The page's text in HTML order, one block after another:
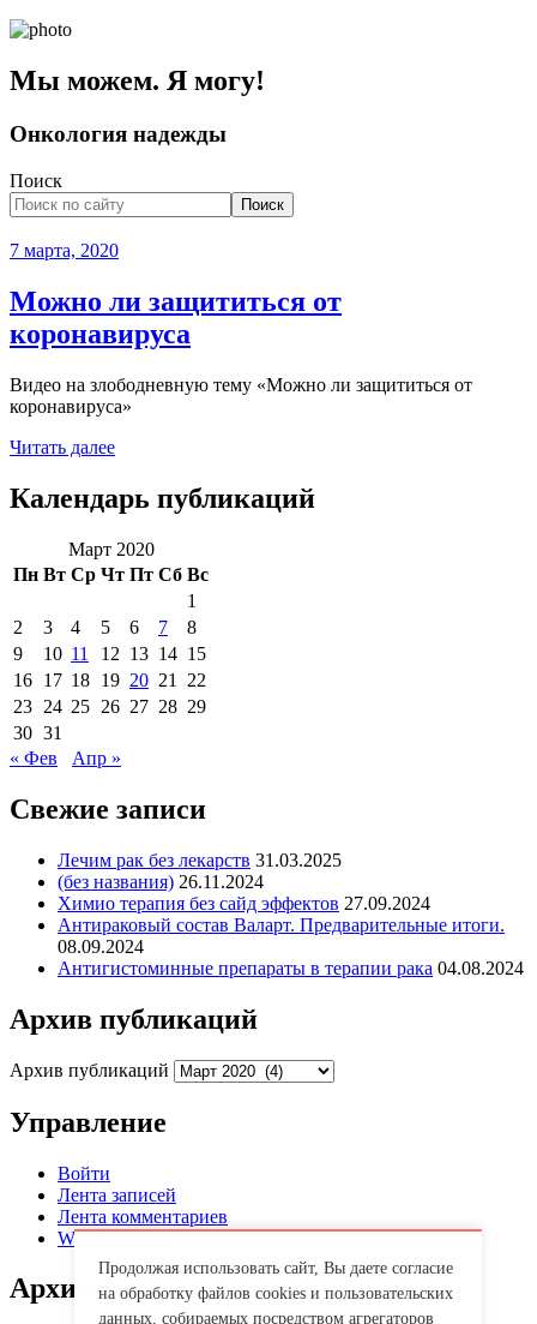
Мы можем. Я могу!
Онкология надежды
Поиск
Поиск
7 марта, 2020
Можно ли защититься от
коронавируса
Видео на злободневную тему «Можно ли защититься от
коронавируса»
Читать далее
Календарь публикаций
Март 2020
Пн Вт Ср Чт Пт Сб Вс
1
2
3 4 5 6 7
8
9
10 11 12 13 14 15
16 17 18 19 20 21
22
23 24 25 26 27 28 29
30 31
« Фев
Апр »
Свежие записи
Лечим рак без лекарств 31.03.2025
(без названия) 26.11.2024
Химио терапия без сайд эффектов 27.09.2024
Антираковый состав Валарт. Предварительные итоги.
08.09.2024
Антигистоминные препараты в терапии рака 04.08.2024
Архив публикаций
Архив публикаций
Управление
Войти
Лента записей
Лента комментариев
WordPress.org
Архивы
Продолжая использовать сайт, Вы даете согласие
на обработку файлов cookies и пользовательских
данных, собираемых посредством агрегаторов